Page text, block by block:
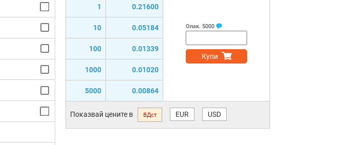
1 0.21600
10 0.05184
100 0.01339
1000 0.01020
5000 0.00864
Опак. 5000
Купи
Показвай цените в ВДст EUR USD